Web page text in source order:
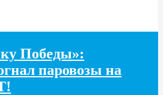
Победы»:
паровозы на